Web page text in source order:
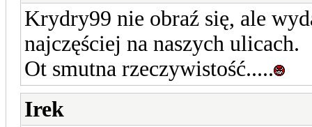
Krydry99 nie obraź się, ale
najczęściej na naszych ulicach.
Ot smutna rzeczywistość.....
Irek